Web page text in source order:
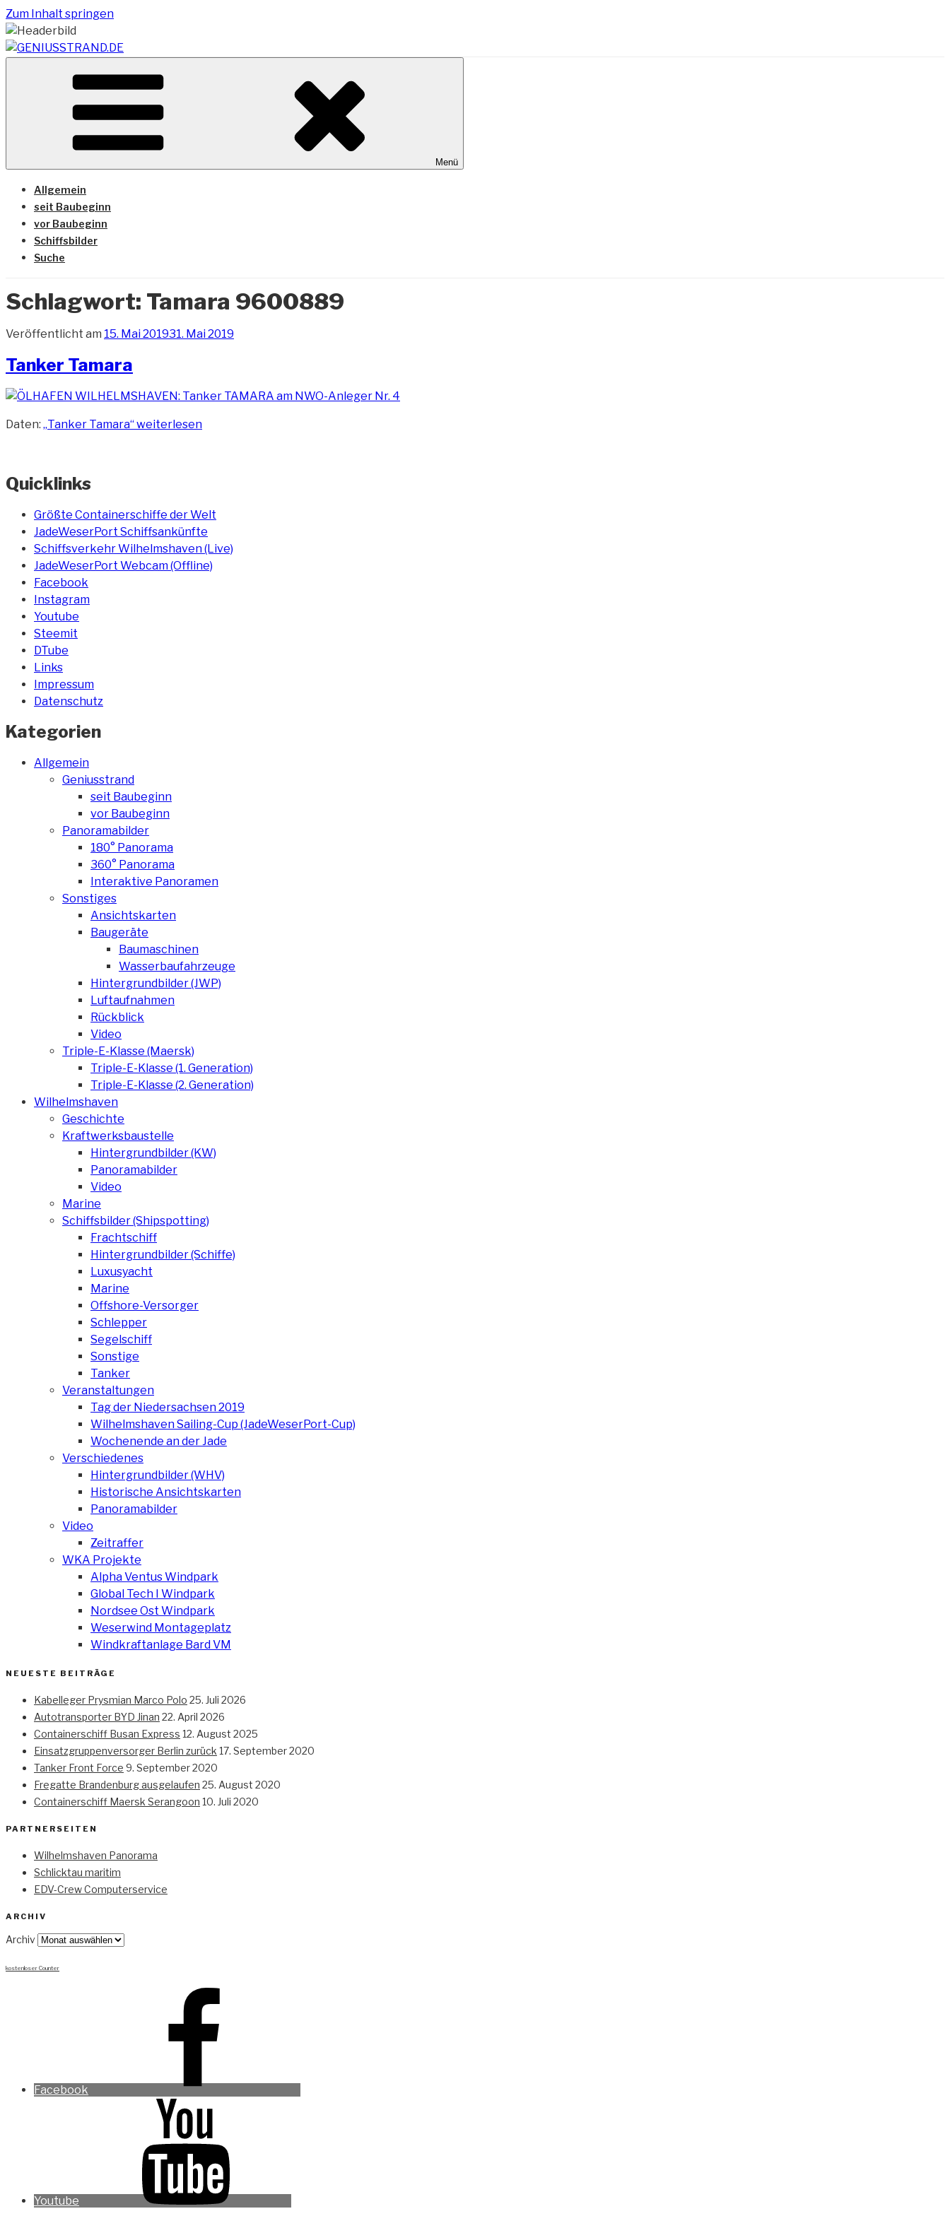
Zum Inhalt springen
GENIUSSTRAND.DE
Vom Geniusstrand zum JadeWeserPort/Container Terminal Wilhelmshaven
Menü
Allgemein
seit Baubeginn
vor Baubeginn
Schiffsbilder
Suche
Schlagwort: Tamara 9600889
Veröffentlicht am 15. Mai 201931. Mai 2019
Tanker Tamara
Daten: „Tanker Tamara“weiterlesen
Quicklinks
Größte Containerschiffe der Welt
JadeWeserPort Schiffsankünfte
Schiffsverkehr Wilhelmshaven (Live)
JadeWeserPort Webcam (Offline)
Facebook
Instagram
Youtube
Steemit
DTube
Links
Impressum
Datenschutz
Kategorien
Allgemein
Geniusstrand
seit Baubeginn
vor Baubeginn
Panoramabilder
180° Panorama
360° Panorama
Interaktive Panoramen
Sonstiges
Ansichtskarten
Baugeräte
Baumaschinen
Wasserbaufahrzeuge
Hintergrundbilder (JWP)
Luftaufnahmen
Rückblick
Video
Triple-E-Klasse (Maersk)
Triple-E-Klasse (1. Generation)
Triple-E-Klasse (2. Generation)
Wilhelmshaven
Geschichte
Kraftwerksbaustelle
Hintergrundbilder (KW)
Panoramabilder
Video
Marine
Schiffsbilder (Shipspotting)
Frachtschiff
Hintergrundbilder (Schiffe)
Luxusyacht
Marine
Offshore-Versorger
Schlepper
Segelschiff
Sonstige
Tanker
Veranstaltungen
Tag der Niedersachsen 2019
Wilhelmshaven Sailing-Cup (JadeWeserPort-Cup)
Wochenende an der Jade
Verschiedenes
Hintergrundbilder (WHV)
Historische Ansichtskarten
Panoramabilder
Video
Zeitraffer
WKA Projekte
Alpha Ventus Windpark
Global Tech I Windpark
Nordsee Ost Windpark
Weserwind Montageplatz
Windkraftanlage Bard VM
NEUESTE BEITRÄGE
Kabelleger Prysmian Marco Polo 25. Juli 2026
Autotransporter BYD Jinan 22. April 2026
Containerschiff Busan Express 12. August 2025
Einsatzgruppenversorger Berlin zurück 17. September 2020
Tanker Front Force 9. September 2020
Fregatte Brandenburg ausgelaufen 25. August 2020
Containerschiff Maersk Serangoon 10. Juli 2020
PARTNERSEITEN
Wilhelmshaven Panorama
Schlicktau maritim
EDV-Crew Computerservice
ARCHIV
Archiv
kostenloser Counter
Facebook
Youtube